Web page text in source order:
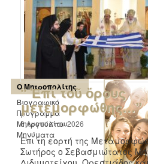
Ο Μητροπολίτης
Βιογραφικό
Πρόγραμμα
Μητροπολίτου
Μηνύματα
“ Ἐπί τοῦ ὄρους
μετεμορφώθης…”
6 Αυγούστου 2026
Επι τη εορτή της
Σωτήρος ο Σεβασμιώτατος